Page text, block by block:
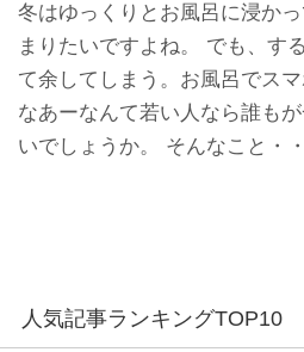
冬はゆっくりとお風呂に浸か
まりたいですよね。 でも、す
て余してしまう。お風呂でス
なあーなんて若い人なら誰も
いでしょうか。 そんなこと・・
人気記事ランキングTOP10